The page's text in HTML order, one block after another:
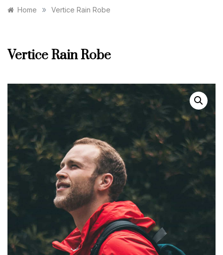
Home » Vertice Rain Robe
Vertice Rain Robe